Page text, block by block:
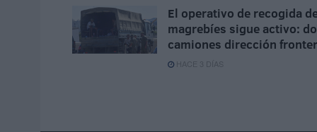
El operativo de recogida
magrebíes sigue activo:
camiones dirección
HACE 3 DÍAS